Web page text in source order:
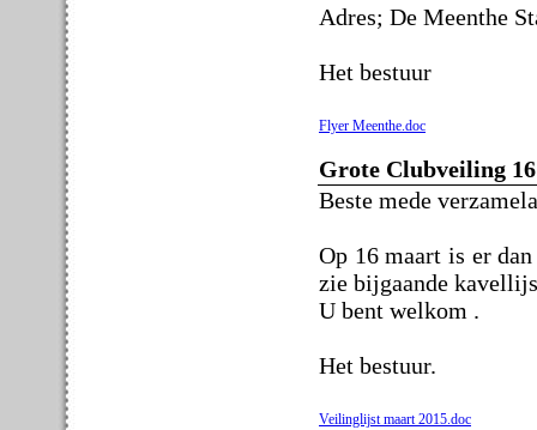
Adres; De Meenthe
Het bestuur
Flyer Meenthe.doc
Grote Clubveiling
Beste mede
Op 16 maart is er
zie bijgaande
U bent welkom .
Het bestuur.
Veilinglijst maart 2015.doc